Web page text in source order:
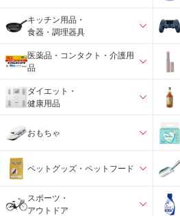
キッチン用品・
食器・調理器具
医薬品・コンタクト・介護用
品
ダイエット・
健康用品
おもちゃ
ペットグッズ・ペットフード
スポーツ・
アウトドア